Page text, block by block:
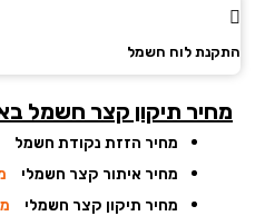
לוח חשמל
תיקון קצר חשמלבאילת
מחיר הזזת נקודת חשמל
מ-200 ₪
מחיר איתור קצר חשמלי
מ-250 ₪
מחיר תיקון קצר חשמלי
מ-250 ₪